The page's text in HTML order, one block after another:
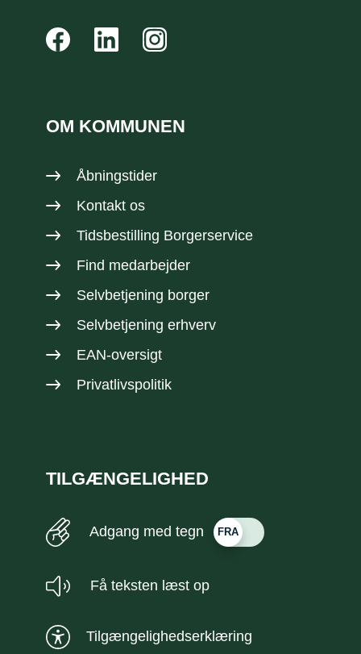
OM KOMMUNEN
Åbningstider
Kontakt os
Tidsbestilling Borgerservice
Find medarbejder
Selvbetjening borger
Selvbetjening erhverv
EAN-oversigt
Privatlivspolitik
TILGÆNGELIGHED
Adgang med tegn
Få teksten læst op
Tilgængelighedserklæring